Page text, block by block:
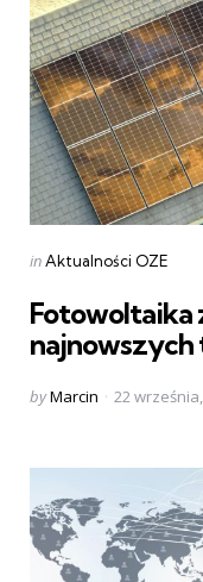
Categories
Posted
inAktualności OZE
Fotowoltaika
najnowszych
Posted
byMarcin 22